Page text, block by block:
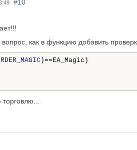
#10
как в функцию добавить
)==EA_Magic)